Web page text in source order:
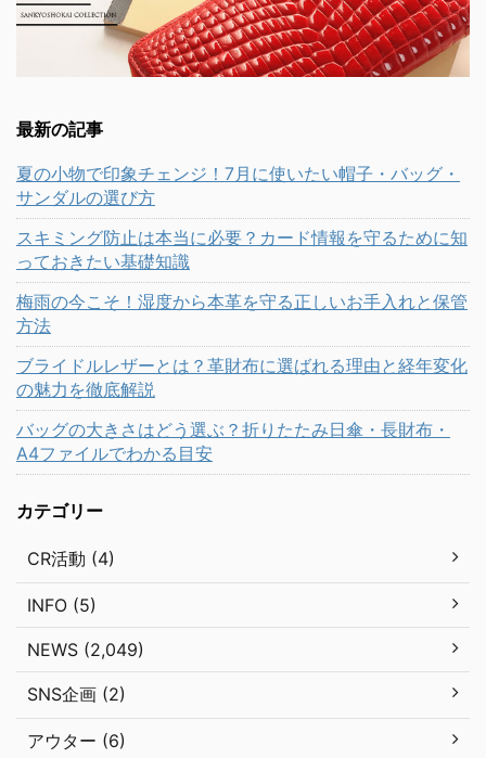
最新の記事
夏の小物で印象チェンジ！7月に使いたい帽子・バッグ・
サンダルの選び方
スキミング防止は本当に必要？カード情報を守るために知
っておきたい基礎知識
梅雨の今こそ！湿度から本革を守る正しいお手入れと保管
方法
ブライドルレザーとは？革財布に選ばれる理由と経年変化
の魅力を徹底解説
バッグの大きさはどう選ぶ？折りたたみ日傘・長財布・
A4ファイルでわかる目安
カテゴリー
CR活動 (4)
INFO (5)
NEWS (2,049)
SNS企画 (2)
アウター (6)